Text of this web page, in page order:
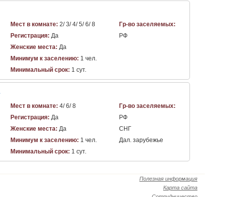
Мест в комнате: 2/ 3/ 4/ 5/ 6/ 8
Регистрация: Да
Женские места: Да
Минимум к заселению: 1 чел.
Минимальный срок: 1 сут.
Гр-во заселяемых:
РФ
Мест в комнате: 4/ 6/ 8
Регистрация: Да
Женские места: Да
Минимум к заселению: 1 чел.
Минимальный срок: 1 сут.
Гр-во заселяемых:
РФ
СНГ
Дал. зарубежье
Полезная информация
Карта сайта